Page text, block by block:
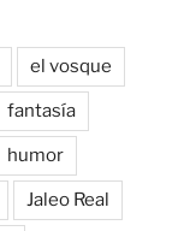
el vosque
fantasía
humor
Jaleo Real